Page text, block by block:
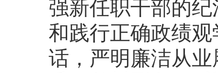
强新任职干部的
和践行正确政绩
话，严明廉洁从